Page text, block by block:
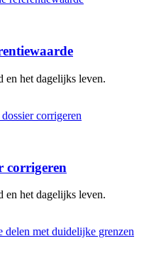
en het dagelijks leven.
corrigeren
en het dagelijks leven.